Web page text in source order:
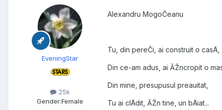
EveningStar
25k
Gender:Female
Alexandru MogoČeanu
Tu, din pereČi, ai construit o casÄ,
Din ce-am adus, ai ĂŽncropit o
Din mine, presupusul preauitat,
Tu ai clÄdit, ĂŽn tine, un bÄiat...